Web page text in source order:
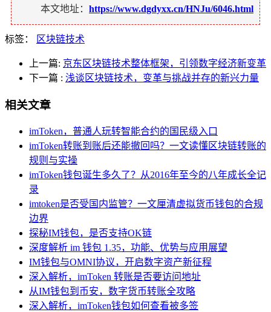
本文地址： https://www.dgdyxx.cn/HNJu/6046.html
标签： 区块链技术
上一篇: 京东区块链技术整体框架，引领数字经济新变革
下一篇 : 浅谈区块链技术，变革与挑战并存的新兴力量
相关文章
imToken，普通人玩转智能合约的国民级入口
imToken转账到账后还能撤回吗？一文读懂区块链转账的
规则与实操
imToken钱包诞生多久了？从2016年至今的八年成长全记
录
imtoken是否受国内监管？一文厘清虚拟货币钱包的合规
边界
探秘IM钱包，是否支持OK链
深度解析 im 钱包 1.35，功能、优势与应用展望
IM钱包与OMNI协议，开启数字资产新征程
深入解析，imToken 转账是否要访问地址
从IM钱包到币安，数字货币转账全攻略
深入解析，imToken钱包如何查看被多签